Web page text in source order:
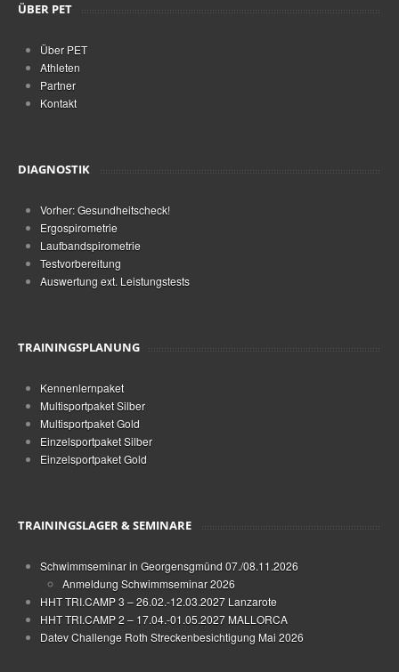
ÜBER PET
Über PET
Athleten
Partner
Kontakt
DIAGNOSTIK
Vorher: Gesundheitscheck!
Ergospirometrie
Laufbandspirometrie
Testvorbereitung
Auswertung ext. Leistungstests
TRAININGSPLANUNG
Kennenlernpaket
Multisportpaket Silber
Multisportpaket Gold
Einzelsportpaket Silber
Einzelsportpaket Gold
TRAININGSLAGER & SEMINARE
Schwimmseminar in Georgensgmünd 07./08.11.2026
Anmeldung Schwimmseminar 2026
HHT TRI.CAMP 3 – 26.02.-12.03.2027 Lanzarote
HHT TRI.CAMP 2 – 17.04.-01.05.2027 MALLORCA
Datev Challenge Roth Streckenbesichtigung Mai 2026